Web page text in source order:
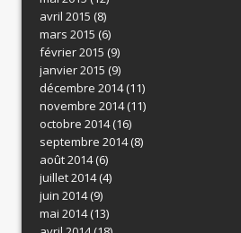
avril 2015 (8)
mars 2015 (6)
février 2015 (9)
janvier 2015 (9)
décembre 2014(11)
novembre 2014(11)
octobre 2014(16)
septembre 2014(8)
août 2014(6)
juillet 2014(4)
juin 2014(9)
mai 2014(13)